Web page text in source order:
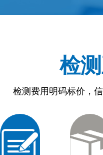
检
检测费用明码标价，